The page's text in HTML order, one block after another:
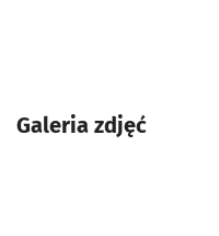
Galeria zdjęć